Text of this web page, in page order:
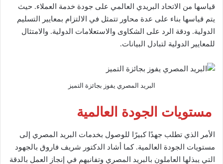
قياسها من الاتحاد البريدي العالمي على جودة خدمة العملاء. حيث
يتم قياسها بناء على عدة محاور تتمثل في الالتزام بمعايير التسليم
الدولية. ودقة الرد على الشكاوى والاستعلامات الدولية. والامتثال
للمعايير الدولية لتبادل البيانات.
البريد المصري يفوز بجائزة التميز
مستويات الجودة العالمية
الأمر الذي تطلب جهدًا كبيرًا للوصول بخدمات البريد المصري إلى
مستويات الجودة العالمية. كما أشاد الدكتور شريف فاروق بالجهود
التي يبذلها العاملون بالبريد المصري وتفانيهم في إنجاز العمل بالدقة